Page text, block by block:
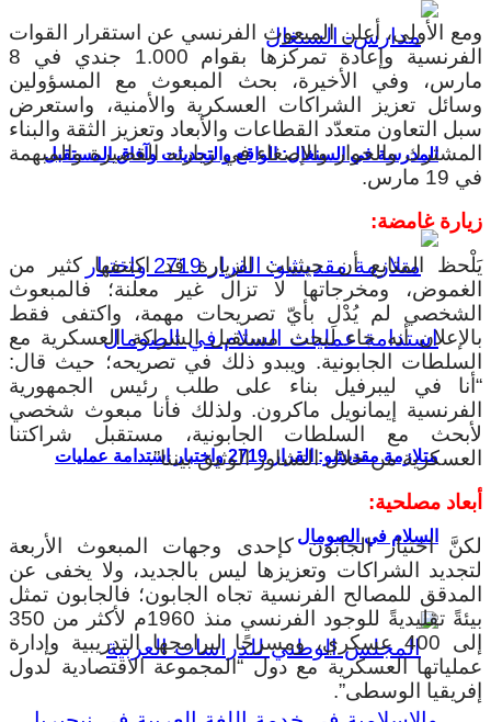
المدرسة في السنغال: الواقع والتحديات وآفاق المستقبل
متلازمة مقديشو: القرار 2719 واختبار استدامة عمليات
السلام في الصومال
ومع الأولى، أعلن المبعوث الفرنسي عن استقرار القوات
الفرنسية وإعادة تمركزها بقوام 1.000 جندي في 8
مارس، وفي الأخيرة، بحث المبعوث مع المسؤولين
وسائل تعزيز الشراكات العسكرية والأمنية، واستعرض
سبل التعاون متعدّد القطاعات والأبعاد وتعزيز الثقة والبناء
المشترك والحوار والإصغاء في زيارته القصيرة والمبهمة
في 19 مارس.
زيارة غامضة:
يَلْحظ المتابع أن حيثيات الزيارة قد اكتنفها كثير من
الغموض، ومخرجاتها لا تزال غير معلنة؛ فالمبعوث
الشخصي لم يُدْلِ بأيّ تصريحات مهمة، واكتفى فقط
بالإعلان أنه جاء لبحث مستقبل الشراكة العسكرية مع
السلطات الجابونية. ويبدو ذلك في تصريحه؛ حيث قال:
“أنا في ليبرفيل بناء على طلب رئيس الجمهورية
الفرنسية إيمانويل ماكرون. ولذلك فأنا مبعوث شخصي
لأبحث مع السلطات الجابونية، مستقبل شراكتنا
العسكرية من خلال التشاور الوثيق بيننا”.
أبعاد مصلحية:
لكنَّ اختيار الجابون كإحدى وجهات المبعوث الأربعة
لتجديد الشراكات وتعزيزها ليس بالجديد، ولا يخفى عن
المدقق للمصالح الفرنسية تجاه الجابون؛ فالجابون تمثل
بيئةً تقليديةً للوجود الفرنسي منذ 1960م لأكثر من 350
إلى 400 عسكري، ومسرحًا لبرامجها التدريبية وإدارة
عملياتها العسكرية مع دول “المجموعة الاقتصادية لدول
إفريقيا الوسطى”.